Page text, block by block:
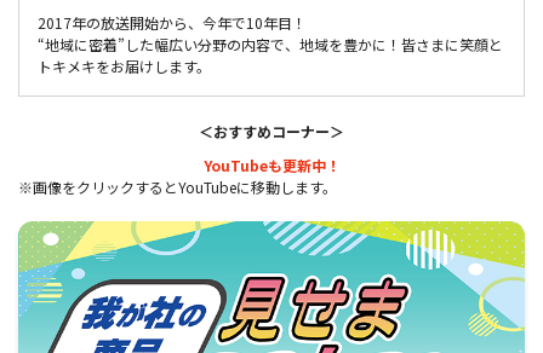
2017年の放送開始から、今年で10年目！
“地域に密着”した幅広い分野の内容で、地域を豊かに！皆さまに笑顔と
トキメキをお届けします。
＜おすすめコーナー＞
YouTubeも更新中！
※画像をクリックするとYouTubeに移動します。